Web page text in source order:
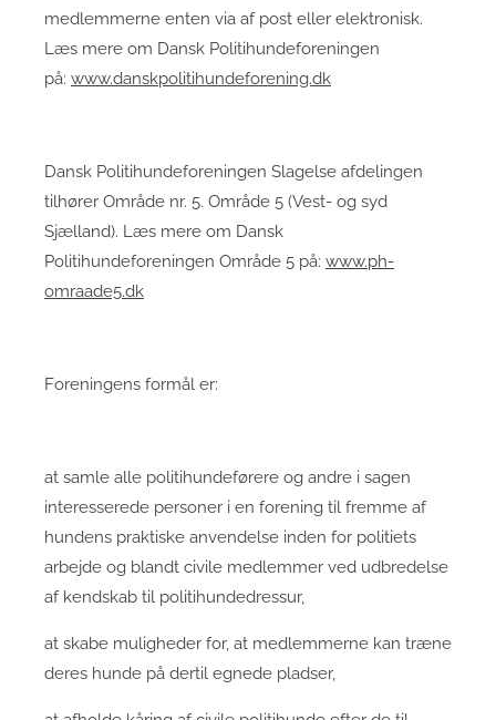
medlemmerne enten via af post eller elektronisk.
Læs mere om Dansk Politihundeforeningen
på: www.danskpolitihundeforening.dk
Dansk Politihundeforeningen Slagelse afdelingen
tilhører Område nr. 5. Område 5 (Vest- og syd
Sjælland). Læs mere om Dansk
Politihundeforeningen Område 5 på: www.ph-
omraade5.dk
Foreningens formål er:
at samle alle politihundeførere og andre i sagen
interesserede personer i en forening til fremme af
hundens praktiske anvendelse inden for politiets
arbejde og blandt civile medlemmer ved udbredelse
af kendskab til politihundedressur,
at skabe muligheder for, at medlemmerne kan træne
deres hunde på dertil egnede pladser,